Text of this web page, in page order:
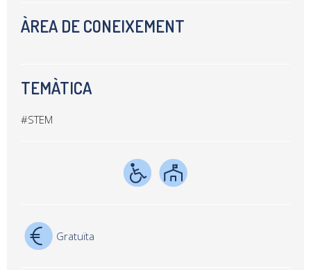
ÀREA DE CONEIXEMENT
TEMÀTICA
#STEM
Gratuïta